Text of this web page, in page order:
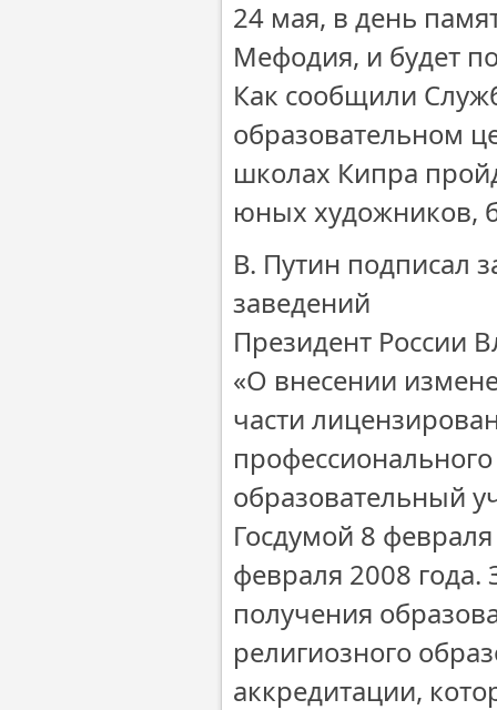
24 мая, в день
Мефодия, и будет
Как сообщили
образовательном
школах Кипра
юных художников,
В. Путин подписал
заведений
Президент России
«О внесении
части
образовательный
Госдумой 8
февраля 2008 года.
получения
религиозного
аккредитации,